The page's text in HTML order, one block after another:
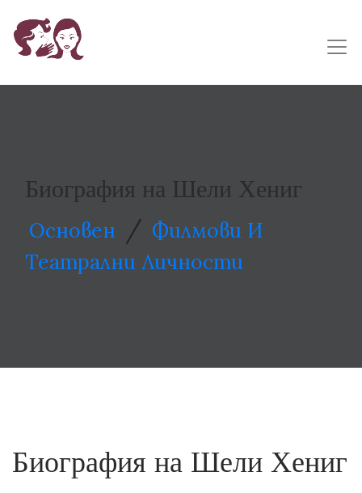
Биография на Шели Хениг
Основен / Филмови И
Театрални Личности
Биография на Шели Хениг